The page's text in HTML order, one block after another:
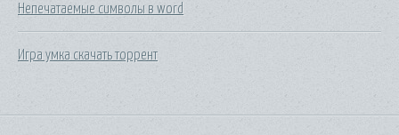
Непечатаемые символы в word
Игра умка скачать торрент